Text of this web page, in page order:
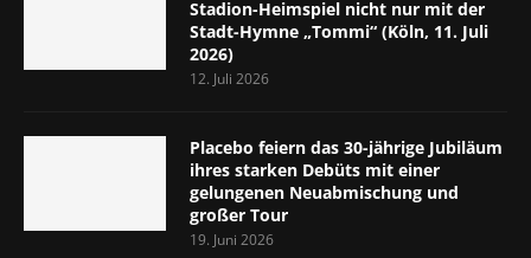
Stadion-Heimspiel nicht nur mit der
Stadt-Hymne „Tommi“ (Köln, 11. Juli
2026)
12. Juli 2026
Placebo feiern das 30-jährige Jubiläum
ihres starken Debüts mit einer
gelungenen Neuabmischung und
großer Tour
19. Juni 2026